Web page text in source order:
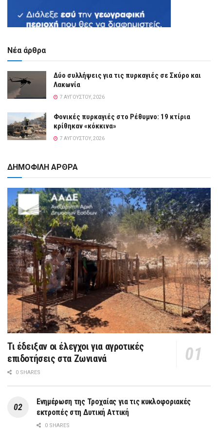
Νέα άρθρα
Δύο συλλήψεις για τις πυρκαγιές σε Σκύρο και
Λακωνία
7 ΑΥΓΟΎΣΤΟΥ, 2026
Φονικές πυρκαγιές στο Ρέθυμνο: 19 κτίρια
κρίθηκαν «κόκκινα»
7 ΑΥΓΟΎΣΤΟΥ, 2026
ΔΗΜΟΦΙΛΗ ΑΡΘΡΑ
Τι έδειξαν οι έλεγχοι για αγροτικές
επιδοτήσεις στα Ζωνιανά
0 SHARES
Ενημέρωση της Τροχαίας για τις κυκλοφοριακές
εκτροπές στη Δυτική Αττική
0 SHARES